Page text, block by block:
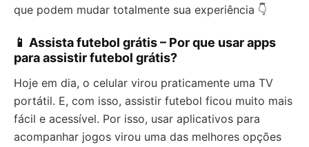
que podem mudar totalmente sua experiência 👇
📱 Assista futebol grátis – Por que usar apps
para assistir futebol grátis?
Hoje em dia, o celular virou praticamente uma TV
portátil. E, com isso, assistir futebol ficou muito mais
fácil e acessível. Por isso, usar aplicativos para
acompanhar jogos virou uma das melhores opções